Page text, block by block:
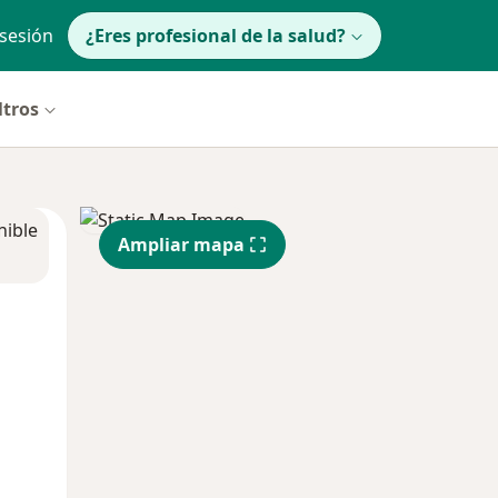
¿Eres profesional de la salud?
Ampliar mapa